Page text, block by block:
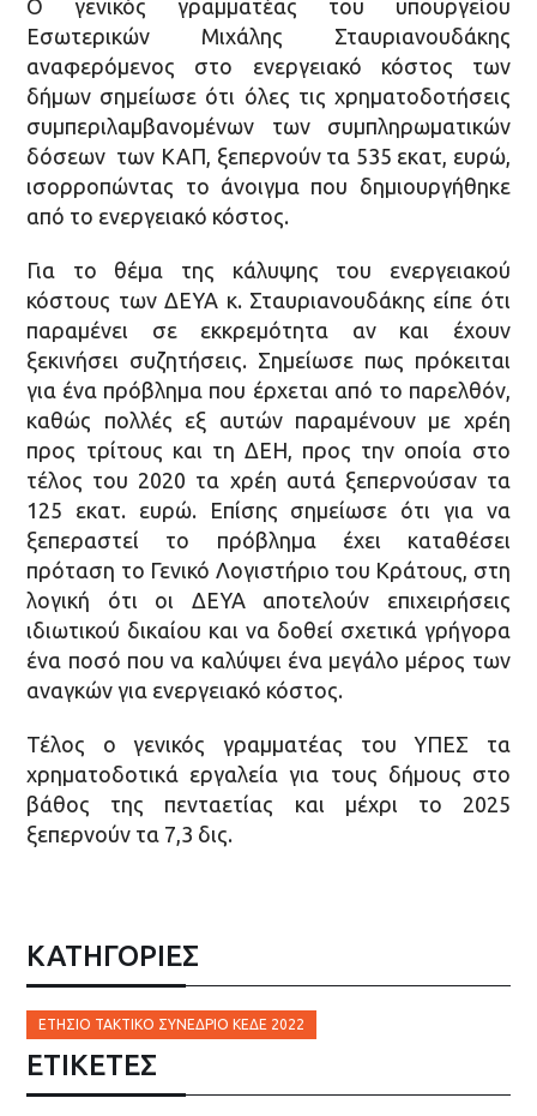
Ο γενικός γραμματέας του υπουργείου
Εσωτερικών Μιχάλης Σταυριανουδάκης
αναφερόμενος στο ενεργειακό κόστος των
δήμων σημείωσε ότι όλες τις χρηματοδοτήσεις
συμπεριλαμβανομένων των συμπληρωματικών
δόσεων των ΚΑΠ, ξεπερνούν τα 535 εκατ, ευρώ,
ισορροπώντας το άνοιγμα που δημιουργήθηκε
από το ενεργειακό κόστος.
Για το θέμα της κάλυψης του ενεργειακού
κόστους των ΔΕΥΑ κ. Σταυριανουδάκης είπε ότι
παραμένει σε εκκρεμότητα αν και έχουν
ξεκινήσει συζητήσεις. Σημείωσε πως πρόκειται
για ένα πρόβλημα που έρχεται από το παρελθόν,
καθώς πολλές εξ αυτών παραμένουν με χρέη
προς τρίτους και τη ΔΕΗ, προς την οποία στο
τέλος του 2020 τα χρέη αυτά ξεπερνούσαν τα
125 εκατ. ευρώ. Επίσης σημείωσε ότι για να
ξεπεραστεί το πρόβλημα έχει καταθέσει
πρόταση το Γενικό Λογιστήριο του Κράτους, στη
λογική ότι οι ΔΕΥΑ αποτελούν επιχειρήσεις
ιδιωτικού δικαίου και να δοθεί σχετικά γρήγορα
ένα ποσό που να καλύψει ένα μεγάλο μέρος των
αναγκών για ενεργειακό κόστος.
Τέλος ο γενικός γραμματέας του ΥΠΕΣ τα
χρηματοδοτικά εργαλεία για τους δήμους στο
βάθος της πενταετίας και μέχρι το 2025
ξεπερνούν τα 7,3 δις.
ΚΑΤΗΓΟΡΙΕΣ
ΕΤΗΣΙΟ ΤΑΚΤΙΚΟ ΣΥΝΕΔΡΙΟ ΚΕΔΕ 2022
ΕΤΙΚΈΤΕΣ